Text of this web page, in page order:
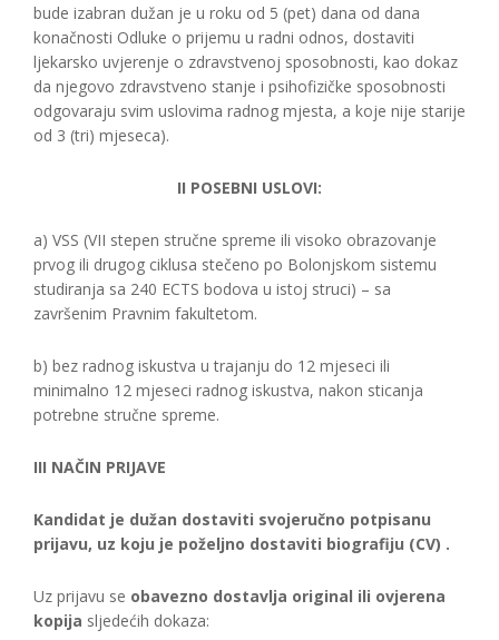
bude izabran dužan je u roku od 5 (pet) dana od dana
konačnosti Odluke o prijemu u radni odnos, dostaviti
ljekarsko uvjerenje o zdravstvenoj sposobnosti, kao dokaz
da njegovo zdravstveno stanje i psihofizičke sposobnosti
odgovaraju svim uslovima radnog mjesta, a koje nije starije
od 3 (tri) mjeseca).
II POSEBNI USLOVI:
a) VSS (VII stepen stručne spreme ili visoko obrazovanje
prvog ili drugog ciklusa stečeno po Bolonjskom sistemu
studiranja sa 240 ECTS bodova u istoj struci) – sa
završenim Pravnim fakultetom.
b) bez radnog iskustva u trajanju do 12 mjeseci ili
minimalno 12 mjeseci radnog iskustva, nakon sticanja
potrebne stručne spreme.
III NAČIN PRIJAVE
Kandidat je dužan dostaviti svojeručno potpisanu
prijavu, uz koju je poželjno dostaviti biografiju (CV) .
Uz prijavu se obavezno dostavlja original ili ovjerena
kopija sljedećih dokaza: